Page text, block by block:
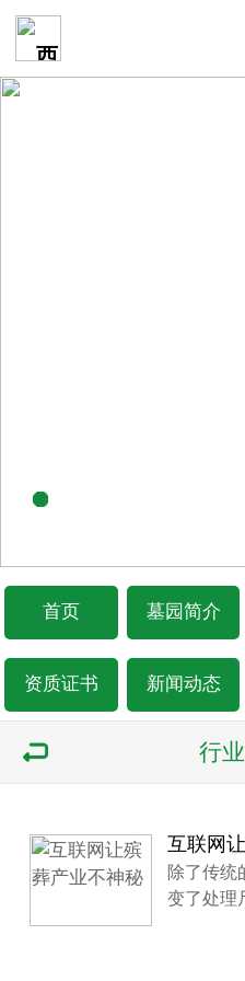
首页 墓园简介
资质证书 新闻动态
行
互联网
除了传统
变了处理